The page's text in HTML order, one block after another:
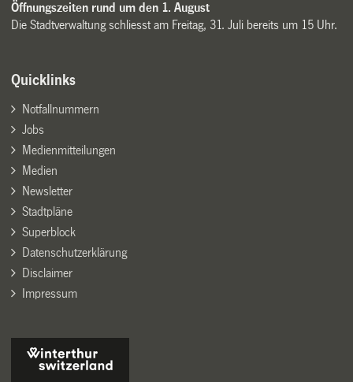
Öffnungszeiten rund um den 1. August
Die Stadtverwaltung schliesst am Freitag, 31. Juli bereits um 15 Uhr.
Quicklinks
Notfallnummern
Jobs
Medienmitteilungen
Medien
Newsletter
Stadtpläne
Superblock
Datenschutzerklärung
Disclaimer
Impressum